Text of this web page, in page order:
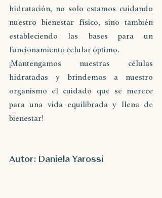
hidratación, no solo estamos cuidando
nuestro bienestar físico, sino también
estableciendo las bases para un
funcionamiento celular óptimo.
¡Mantengamos nuestras células
hidratadas y brindemos a nuestro
organismo el cuidado que se merece
para una vida equilibrada y llena de
bienestar!
Autor: Daniela Yarossi